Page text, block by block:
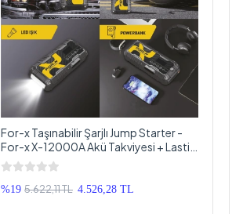
For-x Taşınabilir Şarjlı Jump Starter -
For-x X-12000A Akü Takviyesi + Lastik
Şişirici + Powerbank + Led Işık Hepsi Bir
Arada
%19 5.622,11 TL 4.526,28 TL